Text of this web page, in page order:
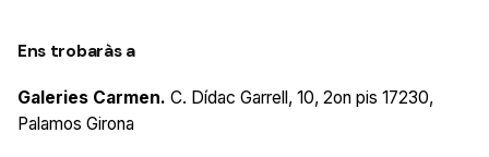
Ens trobaràs a
Galeries Carmen. C. Dídac Garrell, 10, 2on pis 17230,
Palamos Girona